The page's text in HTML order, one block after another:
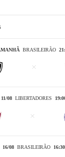
BRASILEIRÃO
11/08LIBERTADORES
16/08BRASILEIRÃO 16:30